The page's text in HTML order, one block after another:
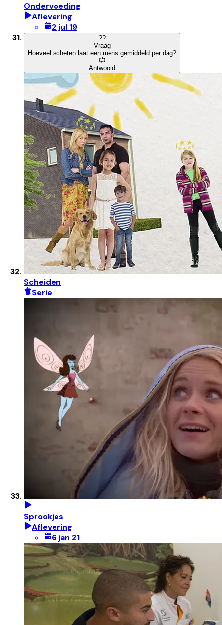
Ondervoeding
Aflevering
2 jul 19
??
Vraag
Hoeveel scheten laat een mens gemiddeld per dag?
Antwoord
Scheiden
Serie
Sprookjes
Aflevering
6 jan 21